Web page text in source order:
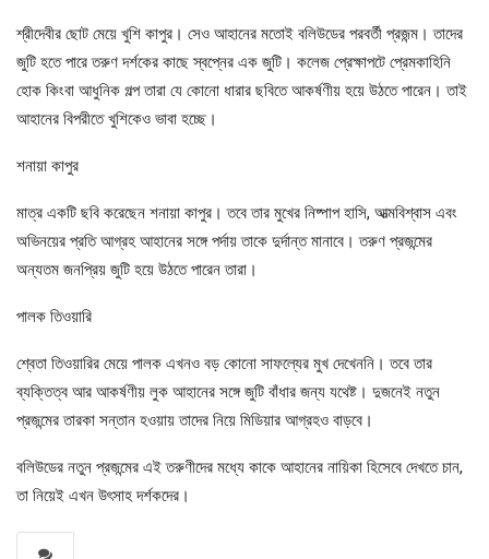
শ্রীদেবীর ছোট মেয়ে খুশি কাপুর। সেও আহানের মতোই বলিউডের পরবর্তী প্রজন্ম। তাদের
জুটি হতে পারে তরুণ দর্শকের কাছে স্বপ্নের এক জুটি। কলেজ প্রেক্ষাপটে প্রেমকাহিনি
হোক কিংবা আধুনিক গল্প তারা যে কোনো ধারার ছবিতে আকর্ষণীয় হয়ে উঠতে পারেন। তাই
আহানের বিপরীতে খুশিকেও ভাবা হচ্ছে।
শনায়া কাপুর
মাত্র একটি ছবি করেছেন শনায়া কাপুর। তবে তার মুখের নিষ্পাপ হাসি, আত্মবিশ্বাস এবং
অভিনয়ের প্রতি আগ্রহ আহানের সঙ্গে পর্দায় তাকে দুর্দান্ত মানাবে। তরুণ প্রজন্মের
অন্যতম জনপ্রিয় জুটি হয়ে উঠতে পারেন তারা।
পালক তিওয়ারি
শ্বেতা তিওয়ারির মেয়ে পালক এখনও বড় কোনো সাফল্যের মুখ দেখেননি। তবে তার
ব্যক্তিত্ব আর আকর্ষণীয় লুক আহানের সঙ্গে জুটি বাঁধার জন্য যথেষ্ট। দুজনেই নতুন
প্রজন্মের তারকা সন্তান হওয়ায় তাদের নিয়ে মিডিয়ার আগ্রহও বাড়বে।
বলিউডের নতুন প্রজন্মের এই তরুণীদের মধ্যে কাকে আহানের নায়িকা হিসেবে দেখতে চান,
তা নিয়েই এখন উৎসাহ দর্শকদের।